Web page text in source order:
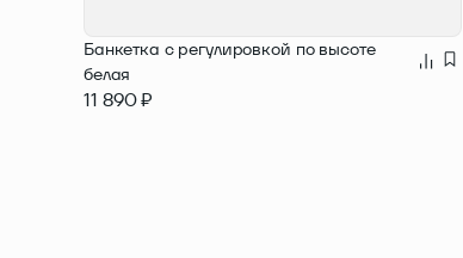
В КОРЗИНУ
Банкетка с регулировкой по высоте
белая
11 890 ₽